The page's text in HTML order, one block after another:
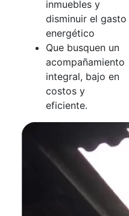
inmuebles y
disminuir el gasto
energético
Que busquen un
acompañamiento
integral, bajo en
costos y
eficiente.